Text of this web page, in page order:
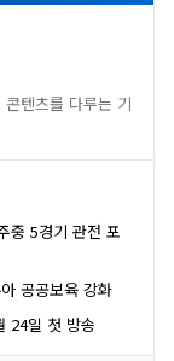
텐츠를 다루는 기
중 5경기 관전 포
공공보육 강화
24일 첫 방송